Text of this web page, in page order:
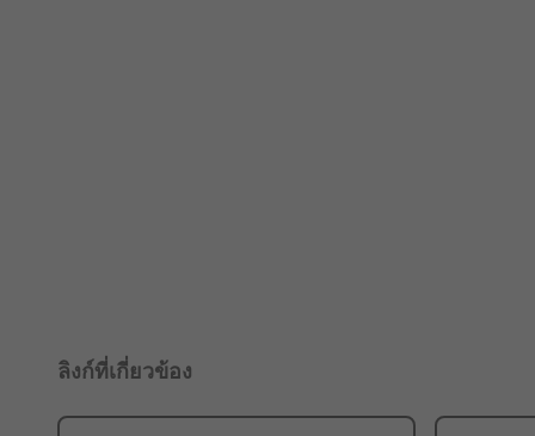
ลิงก์ที่เกี่ยวข้อง